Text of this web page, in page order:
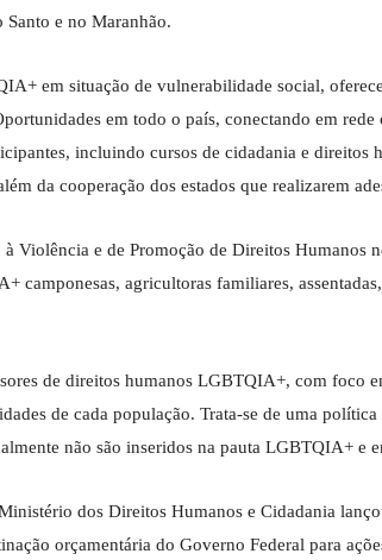
e no Maranhão.
em situação de vulnerabilidade social,
em todo o país, conectando em
incluindo cursos de cidadania e direitos
da cooperação dos estados que realizarem
Violência e de Promoção de Direitos Humanos
camponesas, agricultoras familiares,
de direitos humanos LGBTQIA+, com foco
de cada população. Trata-se de uma
não são inseridos na pauta LGBTQIA+ e
dos Direitos Humanos e Cidadania
orçamentária do Governo Federal para